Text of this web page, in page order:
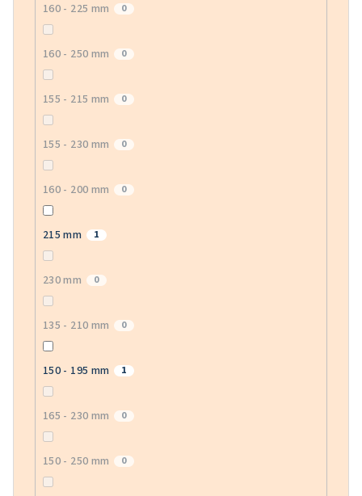
160 - 225 mm 0
160 - 250 mm 0
155 - 215 mm 0
155 - 230 mm 0
160 - 200 mm 0
215 mm 1
230 mm 0
135 - 210 mm 0
150 - 195 mm 1
165 - 230 mm 0
150 - 250 mm 0